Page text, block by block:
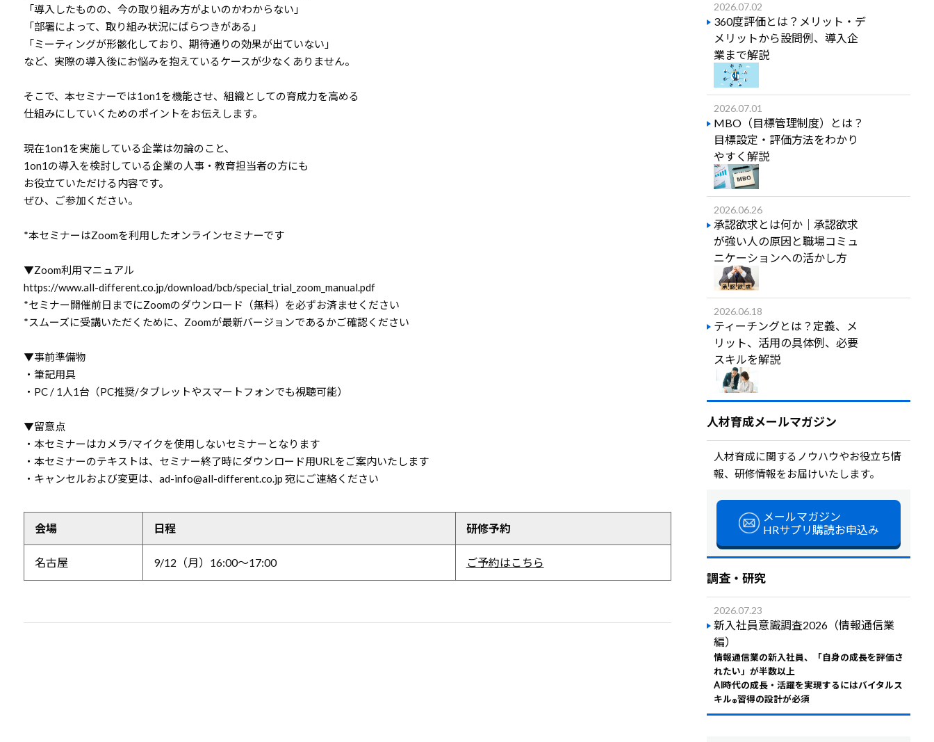
「導入したものの、今の取り組み方がよいのかわからない」
「部署によって、取り組み状況にばらつきがある」
「ミーティングが形骸化しており、期待通りの効果が出ていない」
など、実際の導入後にお悩みを抱えているケースが少なくありません。
そこで、本セミナーでは1on1を機能させ、組織としての育成力を高める
仕組みにしていくためのポイントをお伝えします。
現在1on1を実施している企業は勿論のこと、
1on1の導入を検討している企業の人事・教育担当者の方にも
お役立ていただける内容です。
ぜひ、ご参加ください。
*本セミナーはZoomを利用したオンラインセミナーです
▼Zoom利用マニュアル
https://www.all-different.co.jp/download/bcb/special_trial_zoom_manual.pdf
*セミナー開催前日までにZoomのダウンロード（無料）を必ずお済ませください
*スムーズに受講いただくために、Zoomが最新バージョンであるかご確認ください
▼事前準備物
・筆記用具
・PC / 1人1台（PC推奨/タブレットやスマートフォンでも視聴可能）
▼留意点
・本セミナーはカメラ/マイクを使用しないセミナーとなります
・本セミナーのテキストは、セミナー終了時にダウンロード用URLをご案内いたします
・キャンセルおよび変更は、ad-info@all-different.co.jp 宛にご連絡ください
会場 日程 研修予約
名古屋 9/12（月）16:00～17:00 ご予約はこちら
2026.07.02
360度評価とは？メリット・デ
メリットから設問例、導入企
業まで解説
2026.07.01
MBO（目標管理制度）とは？
目標設定・評価方法をわかり
やすく解説
2026.06.26
承認欲求とは何か｜承認欲求
が強い人の原因と職場コミュ
ニケーションへの活かし方
2026.06.18
ティーチングとは？定義、メ
リット、活用の具体例、必要
スキルを解説
人材育成メールマガジン
人材育成に関するノウハウやお役立ち情
報、研修情報をお届けいたします。
メールマガジン
HRサプリ購読お申込み
調査・研究
2026.07.23
新入社員意識調査2026（情報通信業
編）
情報通信業の新入社員、「自身の成長を評価さ
れたい」が半数以上
AI時代の成長・活躍を実現するにはバイタルス
キル®習得の設計が必須